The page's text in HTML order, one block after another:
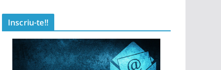
Inscriu-te!!